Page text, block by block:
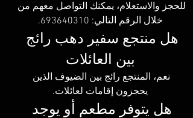
للحجز والاستعلام، يمكنك التواصل معهم من
خلال الرقم التالي: 693640310.
هل منتجع سفير دهب رائج
بين العائلات
نعم، المنتجع رائج بين الضيوف الذين
يحجزون إقامات لعائلات.
هل يتوفر مطعم أو يوجد